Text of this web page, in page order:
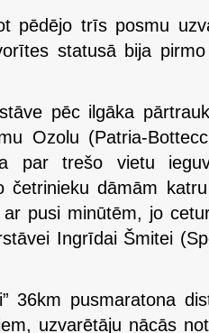
pēdējo trīs posmu
statusā bija
pēc ilgāka
Ozolu (Patria-
par trešo vietu
četrinieku dāmām
pusi minūtēm, jo
Ingrīdai Šmitei
36km pusmaratona
uzvarētāju nācās